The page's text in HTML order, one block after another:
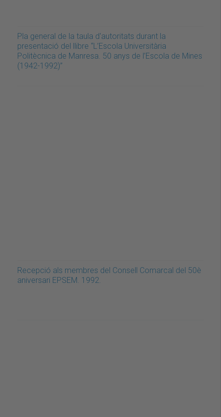
Pla general de la taula d'autoritats durant la
presentació del llibre “L’Escola Universitària
Politècnica de Manresa. 50 anys de l’Escola de Mines
(1942-1992)”
Recepció als membres del Consell Comarcal del 50è
aniversari EPSEM. 1992.